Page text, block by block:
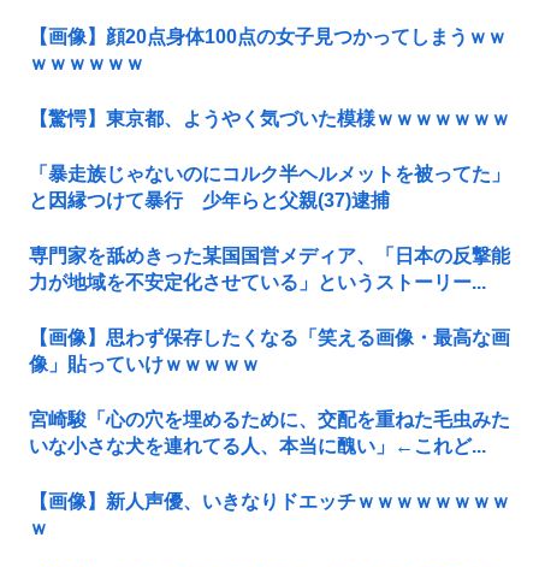
【画像】顔20点身体100点の女子見つかってしまうｗｗ
ｗｗｗｗｗｗ
【驚愕】東京都、ようやく気づいた模様ｗｗｗｗｗｗｗ
「暴走族じゃないのにコルク半ヘルメットを被ってた」
と因縁つけて暴行 少年らと父親(37)逮捕
専門家を舐めきった某国国営メディア、「日本の反撃能
力が地域を不安定化させている」というストーリー...
【画像】思わず保存したくなる「笑える画像・最高な画
像」貼っていけｗｗｗｗｗ
宮崎駿「心の穴を埋めるために、交配を重ねた毛虫みた
いな小さな犬を連れてる人、本当に醜い」←これど...
【画像】新人声優、いきなりドエッチｗｗｗｗｗｗｗｗ
ｗ